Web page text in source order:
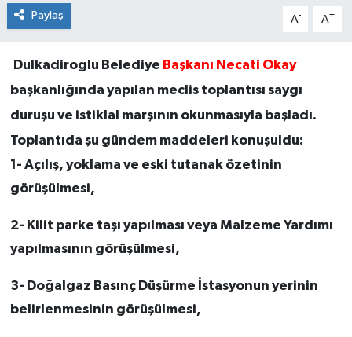
Paylaş A- A+
Dulkadiroğlu Belediye Başkanı Necati Okay
başkanlığında yapılan meclis toplantısı saygı
duruşu ve istiklal marşının okunmasıyla başladı.
Toplantıda şu gündem maddeleri konuşuldu:
1- Açılış, yoklama ve eski tutanak özetinin
görüşülmesi,
2- Kilit parke taşı yapılması veya Malzeme Yardımı
yapılmasının görüşülmesi,
3- Doğalgaz Basınç Düşürme İstasyonun yerinin
belirlenmesinin görüşülmesi,